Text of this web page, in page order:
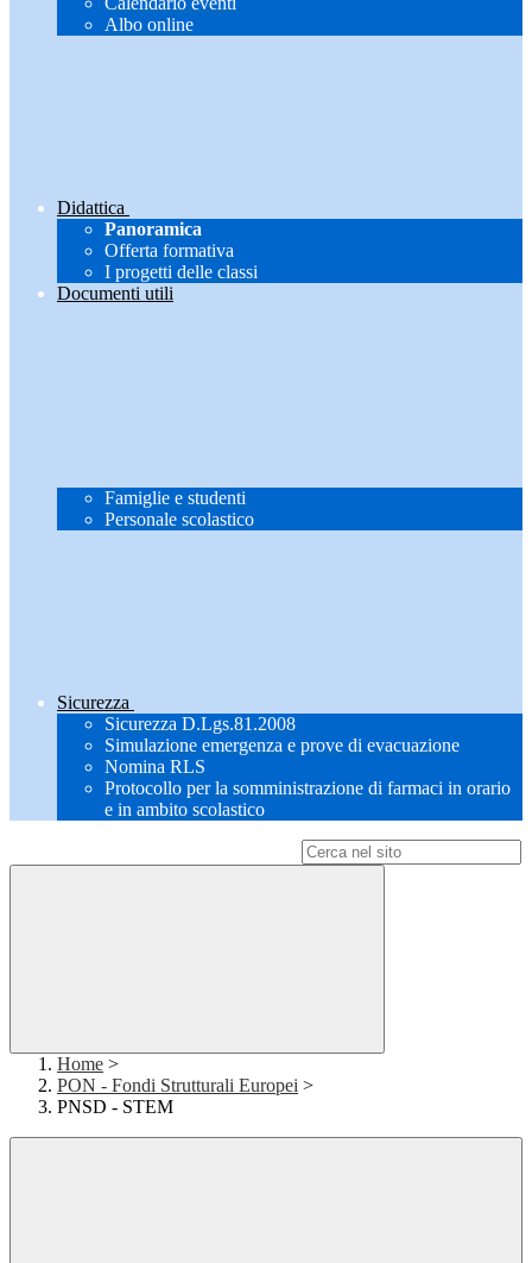
Albo online
Didattica
Panoramica
Offerta formativa
I progetti delle classi
Documenti utili
Famiglie e studenti
Personale scolastico
Sicurezza
Sicurezza D.Lgs.81.2008
Simulazione emergenza e prove di evacuazione
Nomina RLS
Protocollo per la somministrazione di farmaci in orario
e in ambito scolastico
Home >
PON - Fondi Strutturali Europei >
PNSD - STEM